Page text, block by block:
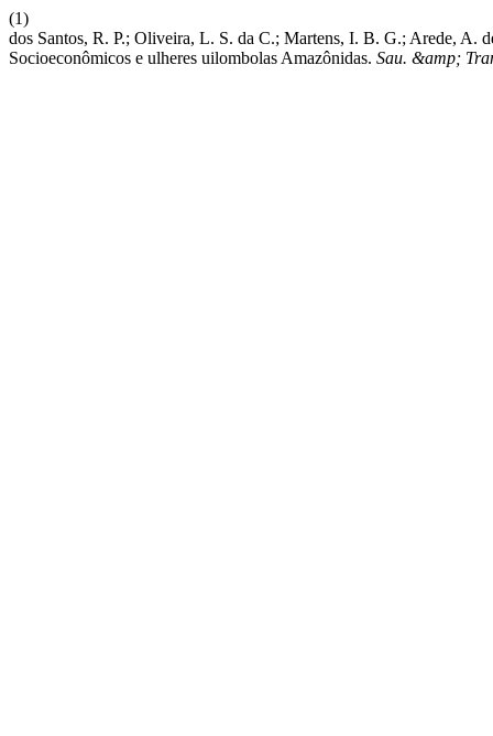
(1)
dos Santos, R. P.; Oliveira, L. S. da C.; Martens, I. B. G.; Arede, A.
Socioeconômicos e ulheres uilombolas Amazônidas. Sau. &amp;